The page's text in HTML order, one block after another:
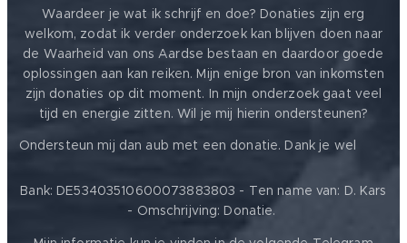
Waardeer je wat ik schrijf en doe? Donaties zijn erg
welkom, zodat ik verder onderzoek kan blijven doen naar
de Waarheid van ons Aardse bestaan en daardoor goede
oplossingen aan kan reiken. Mijn enige bron van inkomsten
zijn donaties op dit moment. In mijn onderzoek gaat veel
tijd en energie zitten. Wil je mij hierin ondersteunen?
Ondersteun mij dan aub met een donatie. Dank je wel
Bank: DE53403510600073883803 - Ten name van: D. Kars
- Omschrijving: Donatie.